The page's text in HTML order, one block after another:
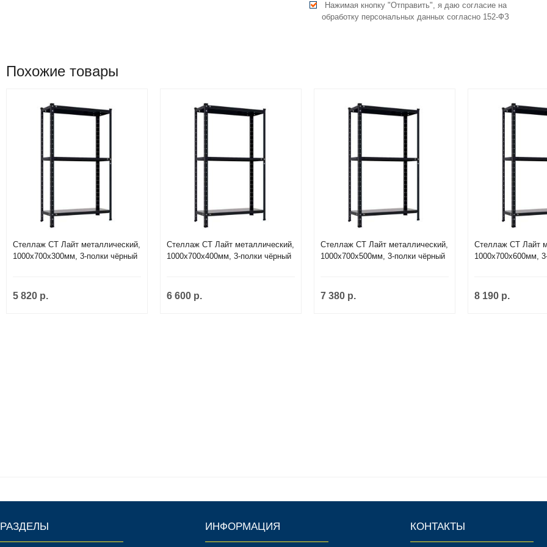
Нажимая кнопку "Отправить", я даю согласие на
обработку персональных данных согласно 152-ФЗ
Похожие товары
Стеллаж СТ Лайт металлический,
1000х700х300мм, 3-полки чёрный
5 820 р.
Стеллаж СТ Лайт металлический,
1000х700х400мм, 3-полки чёрный
6 600 р.
Стеллаж СТ Лайт металлический,
1000х700х500мм, 3-полки чёрный
7 380 р.
Стеллаж СТ Лайт
1000х700х600мм,
8 190 р.
РАЗДЕЛЫ ИНФОРМАЦИЯ КОНТАКТЫ